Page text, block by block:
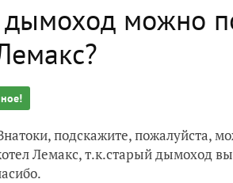
можно
подскажите, пожалуйста,
Лемакс, т.к.старый дымоход